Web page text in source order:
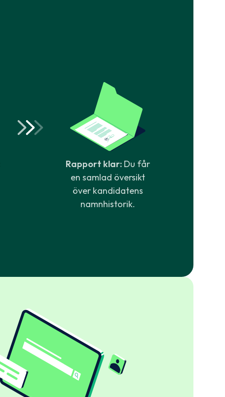
Rapport klar: Du får
en samlad översikt
över kandidatens
namnhistorik.